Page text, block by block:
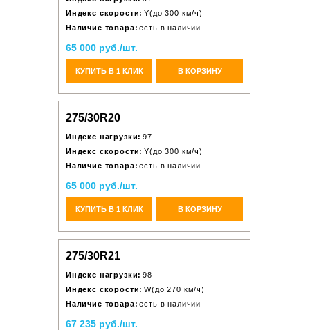
Индекс скорости: Y(до 300 км/ч)
Наличие товара: есть в наличии
65 000 руб./шт.
КУПИТЬ В 1 КЛИК В КОРЗИНУ
275/30R20
Индекс нагрузки: 97
Индекс скорости: Y(до 300 км/ч)
Наличие товара: есть в наличии
65 000 руб./шт.
КУПИТЬ В 1 КЛИК В КОРЗИНУ
275/30R21
Индекс нагрузки: 98
Индекс скорости: W(до 270 км/ч)
Наличие товара: есть в наличии
67 235 руб./шт.